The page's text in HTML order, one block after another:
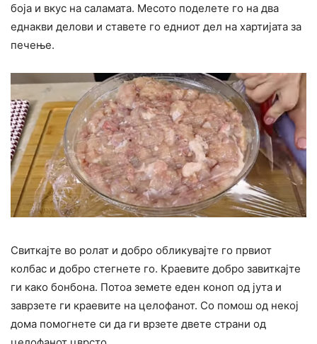
боја и вкус на саламата. Месото поделете го на два
еднакви делови и ставете го едниот дел на хартијата за
печење.
Свиткајте во ролат и добро обликувајте го првиот
колбас и добро стегнете го. Краевите добро завиткајте
ги како бонбона. Потоа земете еден коноп од јута и
заврзете ги краевите на целофанот. Со помош од некој
дома помогнете си да ги врзете двете страни од